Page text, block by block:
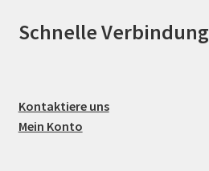
Schnelle Verbindung
Kontaktiere uns
Mein Konto